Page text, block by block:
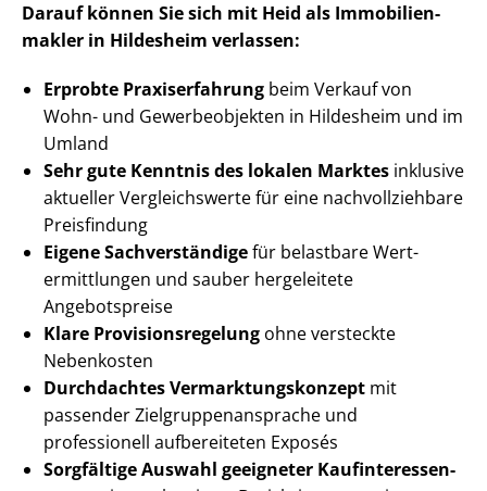
Darauf können Sie sich mit Heid als Im­mo­bi­li­en­
mak­ler in Hildesheim verlassen:
Erprobte Praxiserfahrung beim Verkauf von
Wohn- und Gewerbeobjekten in Hildesheim und im
Umland
Sehr gute Kenntnis des lokalen Marktes inklusive
aktueller Vergleichswerte für eine nach­voll­zieh­ba­re
Preisfindung
Eigene Sachverständigefür belastbare Wert­
ermitt­lun­gen und sauber hergeleitete
Angebotspreise
Klare Pro­vi­si­ons­re­ge­lung ohne versteckte
Nebenkosten
Durchdachtes Ver­mark­tungs­kon­zept mit
passender Ziel­grup­pen­an­spra­che und
professionell aufbereiteten Exposés
Sorgfältige Auswahl geeigneter Kauf­in­ter­es­sen­